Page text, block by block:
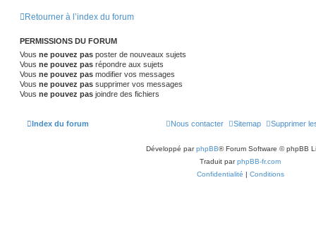
Retourner à l’index du forum
PERMISSIONS DU FORUM
Vous ne pouvez pas poster de nouveaux sujets
Vous ne pouvez pas répondre aux sujets
Vous ne pouvez pas modifier vos messages
Vous ne pouvez pas supprimer vos messages
Vous ne pouvez pas joindre des fichiers
Index du forum Supprimer
Sitemap
Nous contacter
Développé parphpBB® Forum Software © phpBB
Traduit parphpBB-fr.com
Confidentialité | Conditions